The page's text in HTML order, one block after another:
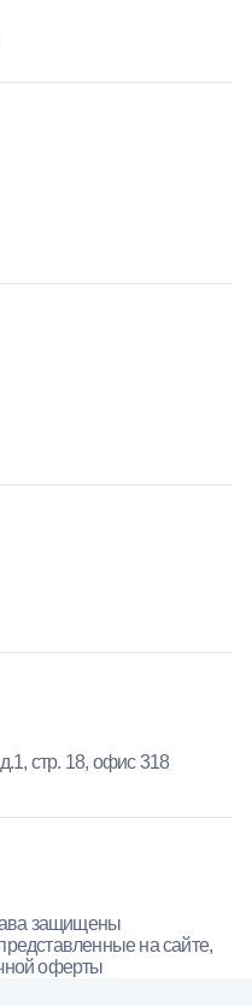
стр. 18, офис 318
защищены
на сайте,
оферты